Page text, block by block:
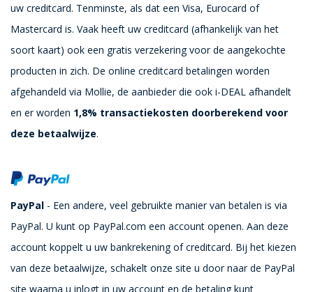
uw creditcard. Tenminste, als dat een Visa, Eurocard of
Mastercard is. Vaak heeft uw creditcard (afhankelijk van het
soort kaart) ook een gratis verzekering voor de aangekochte
producten in zich. De online creditcard betalingen worden
afgehandeld via Mollie, de aanbieder die ook i-DEAL afhandelt
en er worden 1,8% transactiekosten doorberekend voor
deze betaalwijze.
PayPal - Een andere, veel gebruikte manier van betalen is via
PayPal. U kunt op PayPal.com een account openen. Aan deze
account koppelt u uw bankrekening of creditcard. Bij het kiezen
van deze betaalwijze, schakelt onze site u door naar de PayPal
site waarna u inlogt in uw account en de betaling kunt